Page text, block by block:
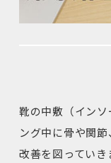
靴の中敷（イン
ング中に骨や関
改善を図っていき